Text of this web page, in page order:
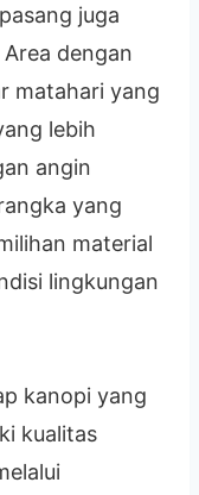
juga
dengan
matahari yang
lebih
angin
yang
material
lingkungan
kanopi yang
kualitas